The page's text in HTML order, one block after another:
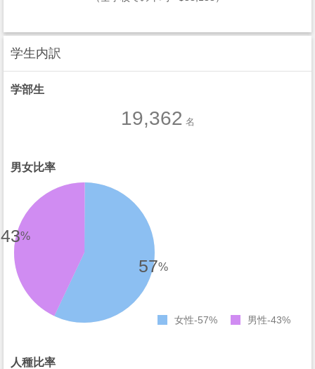
学生内訳
学部生
19,362 名
男女比率
57%
43%
女性 57% 男性 43%
人種比率